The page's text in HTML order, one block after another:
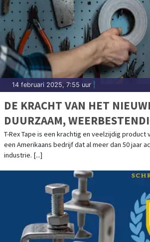
14 februari 2025, 7:55 uur
DE KRACHT VAN HET
DUURZAAM,
ONVERSLAANBAAR
T-Rex Tape is een krachtig en veelzijdig product
een Amerikaans bedrijf dat al meer dan 50 jaar
industrie. [...]